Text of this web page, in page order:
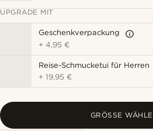
UPGRADE MIT
Geschenkverpackung
+4,95 €
Reise-Schmucketui für Herren
+19,95 €
GRÖSSE WÄHLEN